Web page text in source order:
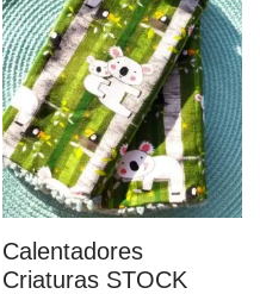
Calentadores
Criaturas STOCK